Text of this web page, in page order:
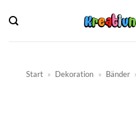
Inhalt
springen
Start » Dekoration » Bänder